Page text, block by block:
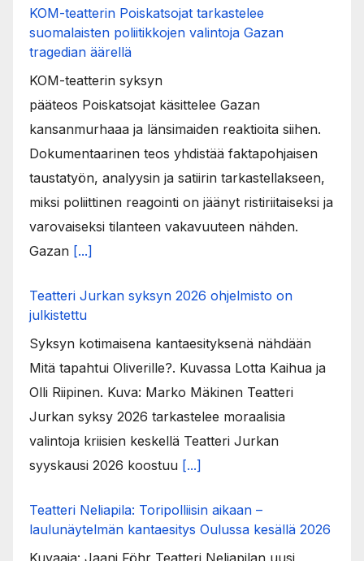
KOM-teatterin Poiskatsojat tarkastelee
suomalaisten poliitikkojen valintoja Gazan
tragedian äärellä
KOM-teatterin syksyn
pääteos Poiskatsojat käsittelee Gazan
kansanmurhaaa ja länsimaiden reaktioita siihen.
Dokumentaarinen teos yhdistää faktapohjaisen
taustatyön, analyysin ja satiirin tarkastellakseen,
miksi poliittinen reagointi on jäänyt ristiriitaiseksi ja
varovaiseksi tilanteen vakavuuteen nähden.
Gazan [...]
Teatteri Jurkan syksyn 2026 ohjelmisto on
julkistettu
Syksyn kotimaisena kantaesityksenä nähdään
Mitä tapahtui Oliverille?. Kuvassa Lotta Kaihua ja
Olli Riipinen. Kuva: Marko Mäkinen Teatteri
Jurkan syksy 2026 tarkastelee moraalisia
valintoja kriisien keskellä Teatteri Jurkan
syyskausi 2026 koostuu [...]
Teatteri Neliapila: Toripolliisin aikaan –
laulunäytelmän kantaesitys Oulussa kesällä 2026